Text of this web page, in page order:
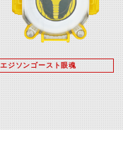
エジソンゴースト眼魂